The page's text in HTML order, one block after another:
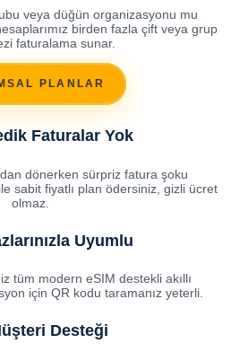
veya düğün organizasyonu mu
birden fazla çift veya grup
faturalama sunar.
PLANLAR
Faturalar Yok
dönerken sürpriz fatura şoku
sabit fiyatlı plan ödersiniz, gizli ücret
olmaz.
Uyumlu
tüm modern eSIM destekli akıllı
için QR kodu taramanız yeterli.
Desteği